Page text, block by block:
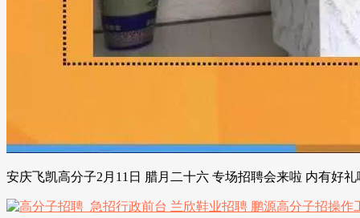
安庆飞凯高分子2月11日 腊月二十六 专场招聘会来啦 内有好礼